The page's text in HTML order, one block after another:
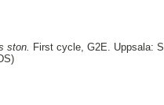
ston. First cycle, G2E. Uppsala: